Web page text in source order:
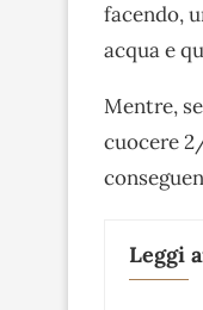
facendo,
acqua e
Mentre,
cuocere
Leggi